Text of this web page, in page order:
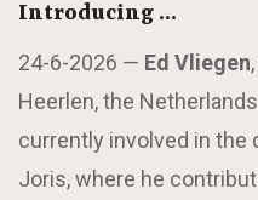
Introducing …
24-6-2026 — Ed Vliegen
Heerlen, the
currently involved in the
Joris, where he